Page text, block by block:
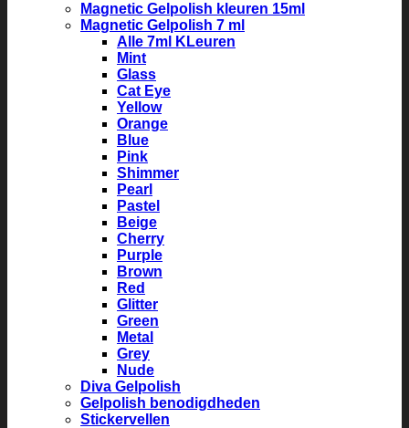
Magnetic Gelpolish kleuren 15ml
Magnetic Gelpolish 7 ml
Alle 7ml KLeuren
Mint
Glass
Cat Eye
Yellow
Orange
Blue
Pink
Shimmer
Pearl
Pastel
Beige
Cherry
Purple
Brown
Red
Glitter
Green
Metal
Grey
Nude
Diva Gelpolish
Gelpolish benodigdheden
Stickervellen